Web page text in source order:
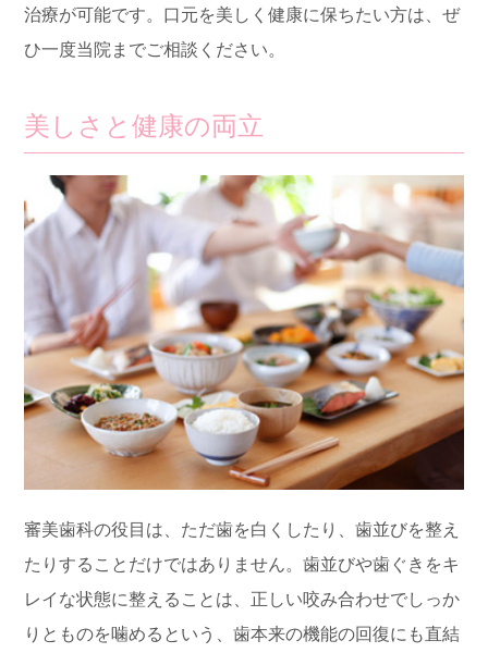
治療が可能です。口元を美しく健康に保ちたい方は、ぜ
ひ一度当院までご相談ください。
美しさと健康の両立
審美歯科の役目は、ただ歯を白くしたり、歯並びを整え
たりすることだけではありません。歯並びや歯ぐきをキ
レイな状態に整えることは、正しい咬み合わせでしっか
りとものを噛めるという、歯本来の機能の回復にも直結